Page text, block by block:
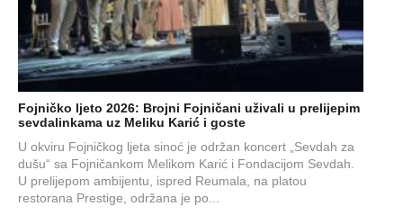
Fojničko ljeto 2026: Brojni Fojničani uživali u prelijepim
sevdalinkama uz Meliku Karić i goste
U okviru Fojničkog ljeta sinoć je održan koncert „Sevdah za
dušu“ sa Fojničankom Melikom Karić i Fondacijom Sevdah.
U prelijepom ambijentu, ispred Reumala, na platou
restorana Prestige, održana je po...